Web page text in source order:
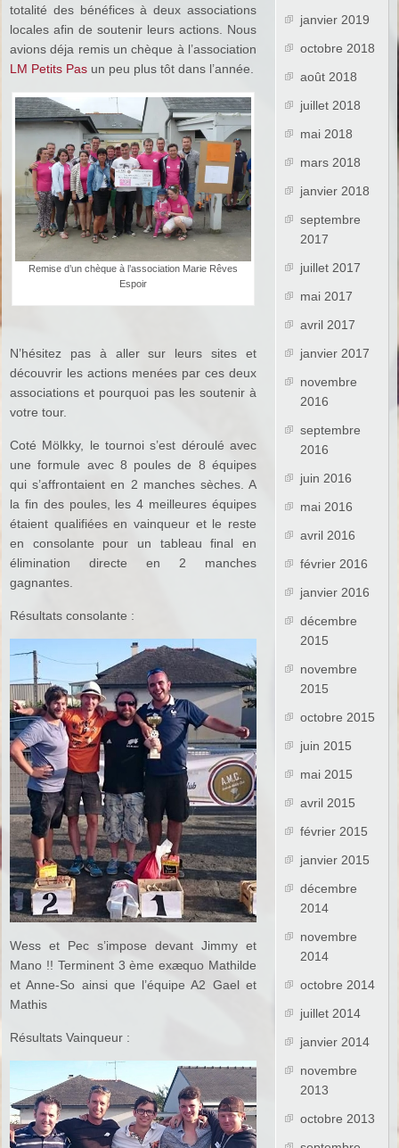
totalité des bénéfices à deux associations
locales afin de soutenir leurs actions. Nous
avions déja remis un chèque à l’association
LM Petits Pas un peu plus tôt dans l’année.
Remise d’un chèque à l’association Marie Rêves
Espoir
N’hésitez pas à aller sur leurs sites et
découvrir les actions menées par ces deux
associations et pourquoi pas les soutenir à
votre tour.
Coté Mölkky, le tournoi s’est déroulé avec
une formule avec 8 poules de 8 équipes
qui s’affrontaient en 2 manches sèches. A
la fin des poules, les 4 meilleures équipes
étaient qualifiées en vainqueur et le reste
en consolante pour un tableau final en
élimination directe en 2 manches
gagnantes.
Résultats consolante :
Wess et Pec s’impose devant Jimmy et
Mano !! Terminent 3 ème exæquo Mathilde
et Anne-So ainsi que l’équipe A2 Gael et
Mathis
Résultats Vainqueur :
janvier 2019
octobre 2018
août 2018
juillet 2018
mai 2018
mars 2018
janvier 2018
septembre
2017
juillet 2017
mai 2017
avril 2017
janvier 2017
novembre
2016
septembre
2016
juin 2016
mai 2016
avril 2016
février 2016
janvier 2016
décembre
2015
novembre
2015
octobre 2015
juin 2015
mai 2015
avril 2015
février 2015
janvier 2015
décembre
2014
novembre
2014
octobre 2014
juillet 2014
janvier 2014
novembre
2013
octobre 2013